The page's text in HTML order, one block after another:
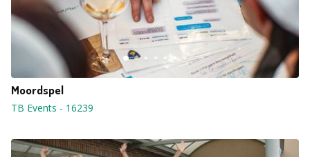
Moordspel
TB Events - 16239